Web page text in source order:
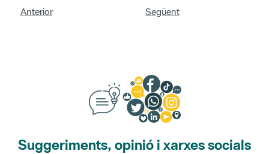
Anterior Següent
Suggeriments, opinió i xarxes socials